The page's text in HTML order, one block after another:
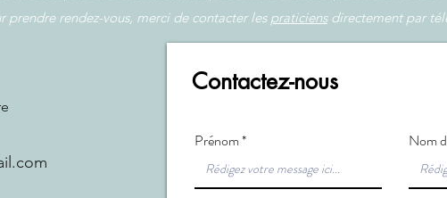
rendez-vous, merci de contacter les praticiensdirectement par
Contactez-nous
Prénom Nom